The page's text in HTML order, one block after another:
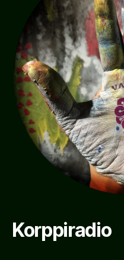
Korppiradio